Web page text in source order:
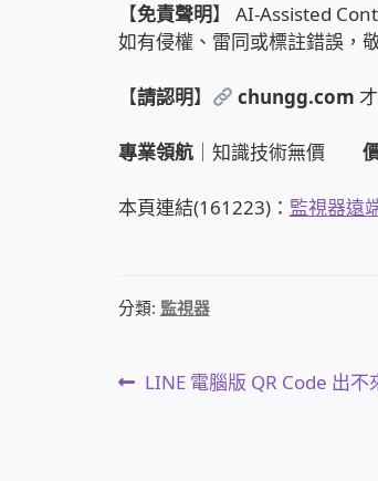
【免責聲明】 AI-Assisted
如有侵權、雷同或標註錯誤，
【請認明】 chungg.com
專業領航｜知識技術無價
本頁連結(161223)： 監視器遠
分類: 監視器
文上
LINE 電腦版 QR Code 出不